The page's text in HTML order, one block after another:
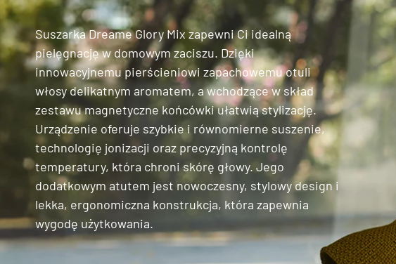
Suszarka Dreame Glory Mix zapewni Ci idealną
pielęgnację w domowym zaciszu. Dzięki
innowacyjnemu pierścieniowi zapachowemu otuli
włosy delikatnym aromatem, a wchodzące w skład
zestawu magnetyczne końcówki ułatwią stylizację.
Urządzenie oferuje szybkie i równomierne suszenie,
technologię jonizacji oraz precyzyjną kontrolę
temperatury, która chroni skórę głowy. Jego
dodatkowym atutem jest nowoczesny, stylowy design i
lekka, ergonomiczna konstrukcja, która zapewnia
wygodę użytkowania.